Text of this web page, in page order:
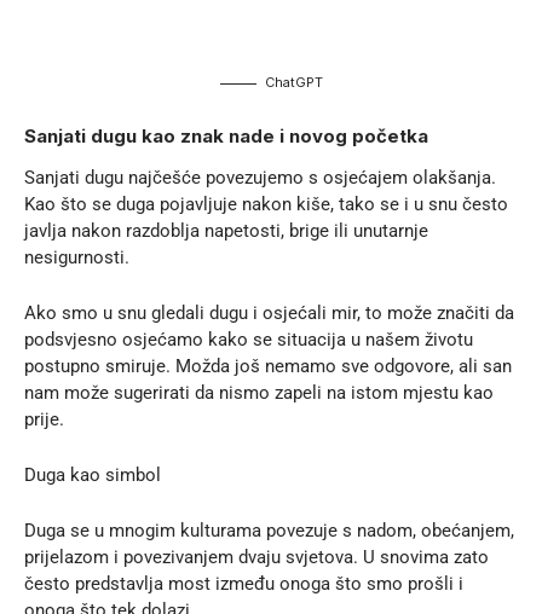
ChatGPT
Sanjati dugu kao znak nade i novog početka
Sanjati dugu najčešće povezujemo s osjećajem olakšanja.
Kao što se duga pojavljuje nakon kiše, tako se i u snu često
javlja nakon razdoblja napetosti, brige ili unutarnje
nesigurnosti.
Ako smo u snu gledali dugu i osjećali mir, to može značiti da
podsvjesno osjećamo kako se situacija u našem životu
postupno smiruje. Možda još nemamo sve odgovore, ali san
nam može sugerirati da nismo zapeli na istom mjestu kao
prije.
Duga kao simbol
Duga se u mnogim kulturama povezuje s nadom, obećanjem,
prijelazom i povezivanjem dvaju svjetova. U snovima zato
često predstavlja most između onoga što smo prošli i